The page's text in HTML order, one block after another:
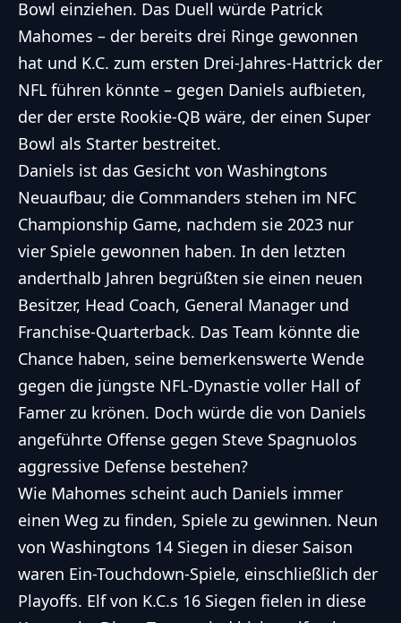
Bowl einziehen. Das Duell würde Patrick
Mahomes – der bereits drei Ringe gewonnen
hat und K.C. zum ersten Drei-Jahres-Hattrick der
NFL führen könnte – gegen Daniels aufbieten,
der der erste Rookie-QB wäre, der einen Super
Bowl als Starter bestreitet.
Daniels ist das Gesicht von Washingtons
Neuaufbau; die Commanders stehen im NFC
Championship Game, nachdem sie 2023 nur
vier Spiele gewonnen haben. In den letzten
anderthalb Jahren begrüßten sie einen neuen
Besitzer, Head Coach, General Manager und
Franchise-Quarterback. Das Team könnte die
Chance haben, seine bemerkenswerte Wende
gegen die jüngste NFL-Dynastie voller Hall of
Famer zu krönen. Doch würde die von Daniels
angeführte Offense gegen Steve Spagnuolos
aggressive Defense bestehen?
Wie Mahomes scheint auch Daniels immer
einen Weg zu finden, Spiele zu gewinnen. Neun
von Washingtons 14 Siegen in dieser Saison
waren Ein-Touchdown-Spiele, einschließlich der
Playoffs. Elf von K.C.s 16 Siegen fielen in diese